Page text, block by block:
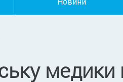
медики